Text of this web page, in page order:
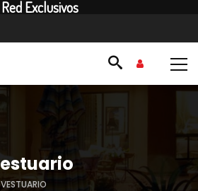
Red Exclusivos